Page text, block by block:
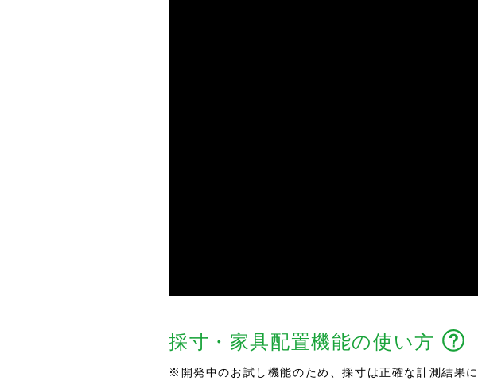
採寸・家具配置機能の使い方
※開発中のお試し機能のため、採寸は正確な計測結果